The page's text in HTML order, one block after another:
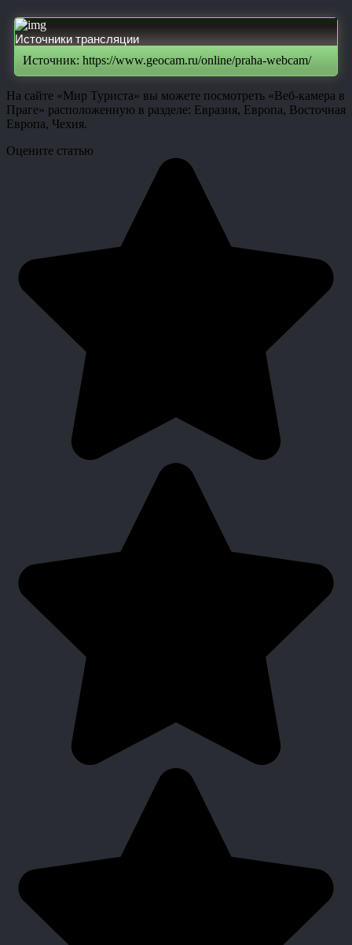
Источники трансляции
Источник: https://www.geocam.ru/online/praha-webcam/
На сайте «Мир Туриста» вы можете посмотреть «Веб-камера в
Праге» расположенную в разделе: Евразия, Европа, Восточная
Европа, Чехия.
Оцените статью